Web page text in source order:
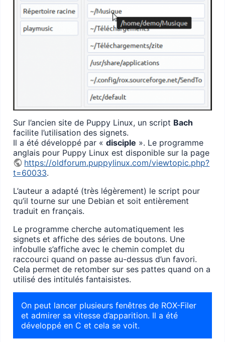
Sur l’ancien site de Puppy Linux, un script Bach
facilite l’utilisation des signets.
Il a été développé par « disciple ». Le programme
anglais pour Puppy Linux est disponible sur la page
https://oldforum.puppylinux.com/viewtopic.php?
t=60033.
L’auteur a adapté (très légèrement) le script pour
qu’il tourne sur une Debian et soit entièrement
traduit en français.
Le programme cherche automatiquement les
signets et affiche des séries de boutons. Une
infobulle s’affiche avec le chemin complet du
raccourci quand on passe au-dessus d’un favori.
Cela permet de retomber sur ses pattes quand on a
utilisé des intitulés fantaisistes.
On peut lancer plusieurs fenêtres de ROX-Filer
et admirer sa vitesse d’apparition. Il a été
développé en C et cela se voit.